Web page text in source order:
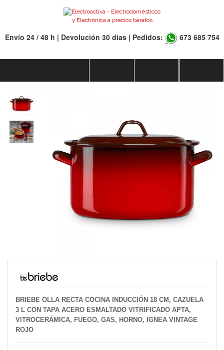
Envío 24 / 48 h | Devolución 30 días | Pedidos: 673 685 754
BRIEBE OLLA RECTA COCINA INDUCCIÓN 18 CM, CAZUELA
3 L CON TAPA ACERO ESMALTADO VITRIFICADO APTA,
VITROCERÁMICA, FUEGO, GAS, HORNO, IGNEA VINTAGE
ROJO